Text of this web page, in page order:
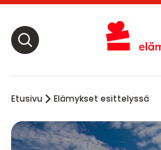
Etusivu Elämykset esittelyssä